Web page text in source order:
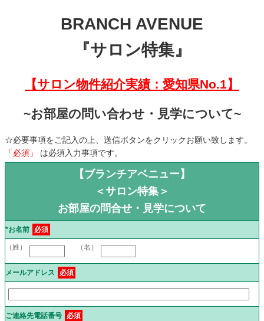
BRANCH AVENUE
『サロン特集』
【サロン物件紹介実績：愛知県No.1】
~お部屋の問い合わせ・見学について~
☆必要事項をご記入の上、送信ボタンをクリックお願い致します。
「必須」
は必須入力事項です。
【ブランチアベニュー】
＜サロン特集＞
お部屋の問合せ・見学について
*お名前 必須
（姓） （名）
メールアドレス 必須
ご連絡先電話番号 必須